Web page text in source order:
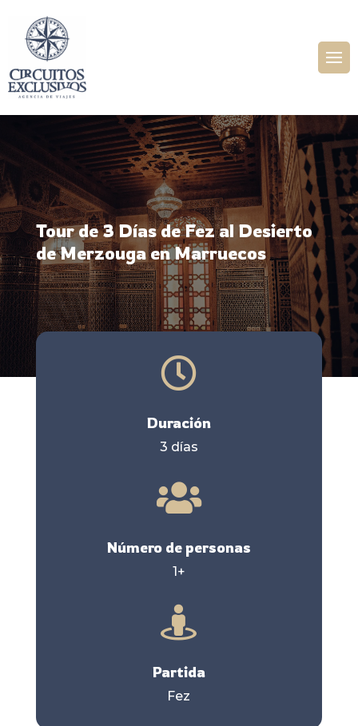
Tour de 3 Días de Fez al Desierto
de Merzouga en Marruecos

Duración
3 días

Número de personas
1+

Partida
Fez